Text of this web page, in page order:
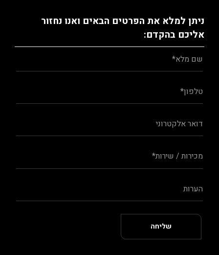
ניתן למלא את הפרטים הבאים ואנו נחזור
אליכם בהקדם: